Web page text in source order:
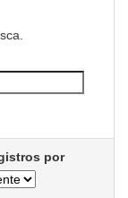
por